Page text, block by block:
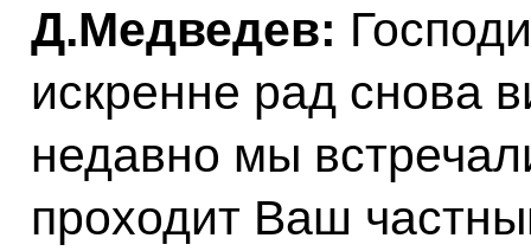
Д.Медведев:
искренне рад снова
недавно мы
проходит Ваш